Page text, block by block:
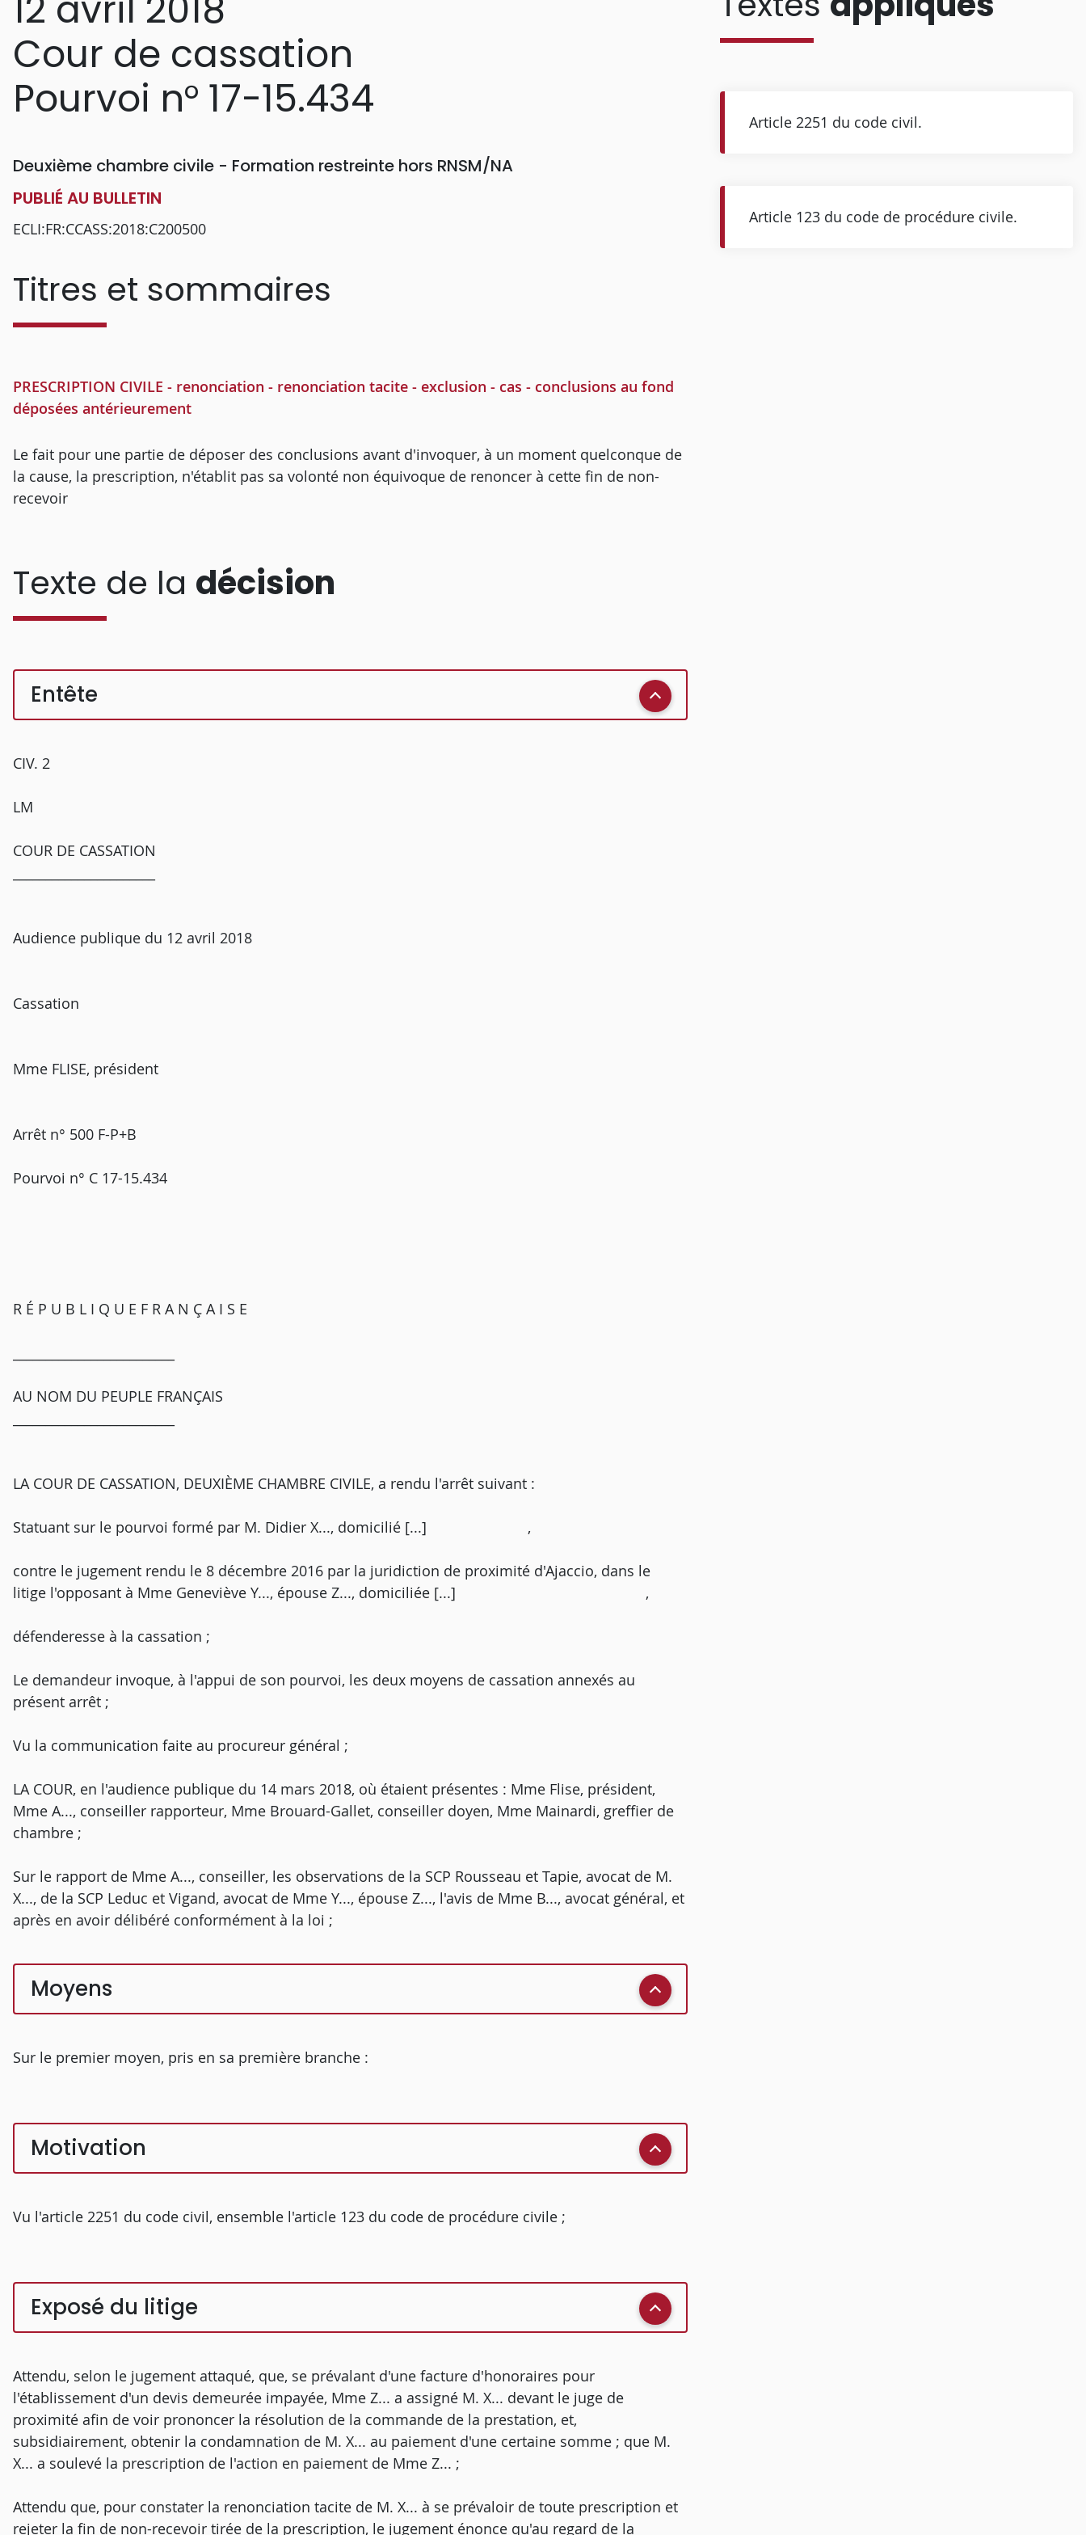
Cour de cassation
Pourvoi n° 17-15.434
Deuxième chambre civile - Formation restreinte hors RNSM/NA
PUBLIÉ AU BULLETIN
ECLI:FR:CCASS:2018:C200500
Titres et sommaires
PRESCRIPTION CIVILE - renonciation - renonciation tacite - exclusion - cas - conclusions au fond
déposées antérieurement
Le fait pour une partie de déposer des conclusions avant d'invoquer, à un moment quelconque de
la cause, la prescription, n'établit pas sa volonté non équivoque de renoncer à cette fin de non-
recevoir
Texte de la décision
Entête
CIV. 2
LM
COUR DE CASSATION
Audience publique du 12 avril 2018
Cassation
Mme FLISE, président
Arrêt n° 500 F-P+B
Pourvoi n° C 17-15.434
R É P U B L I Q U E F R A N Ç A I S E
AU NOM DU PEUPLE FRANÇAIS
LA COUR DE CASSATION, DEUXIÈME CHAMBRE CIVILE, a rendu l'arrêt suivant :
Statuant sur le pourvoi formé par M. Didier X..., domicilié [...] ,
contre le jugement rendu le 8 décembre 2016 par la juridiction de proximité d'Ajaccio, dans le
litige l'opposant à Mme Geneviève Y..., épouse Z..., domiciliée [...] ,
défenderesse à la cassation ;
Le demandeur invoque, à l'appui de son pourvoi, les deux moyens de cassation annexés au
présent arrêt ;
Vu la communication faite au procureur général ;
LA COUR, en l'audience publique du 14 mars 2018, où étaient présentes : Mme Flise, président,
Mme A..., conseiller rapporteur, Mme Brouard-Gallet, conseiller doyen, Mme Mainardi, greffier de
chambre ;
Sur le rapport de Mme A..., conseiller, les observations de la SCP Rousseau et Tapie, avocat de M.
X..., de la SCP Leduc et Vigand, avocat de Mme Y..., épouse Z..., l'avis de Mme B..., avocat général, et
après en avoir délibéré conformément à la loi ;
Moyens
Sur le premier moyen, pris en sa première branche :
Motivation
Vu l'article 2251 du code civil, ensemble l'article 123 du code de procédure civile ;
Exposé du litige
Attendu, selon le jugement attaqué, que, se prévalant d'une facture d'honoraires pour
l'établissement d'un devis demeurée impayée, Mme Z... a assigné M. X... devant le juge de
proximité afin de voir prononcer la résolution de la commande de la prestation, et,
subsidiairement, obtenir la condamnation de M. X... au paiement d'une certaine somme ; que M.
X... a soulevé la prescription de l'action en paiement de Mme Z... ;
Attendu que, pour constater la renonciation tacite de M. X... à se prévaloir de toute prescription et
rejeter la fin de non-recevoir tirée de la prescription, le jugement énonce qu'au regard de la
Article 2251 du code civil.
Article 123 du code de procédure civile.